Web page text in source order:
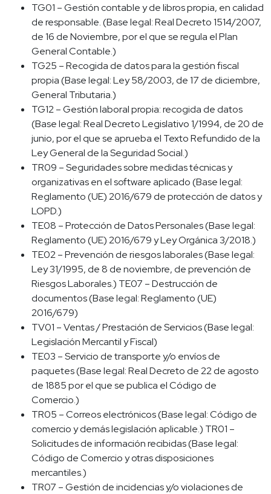
TG01 – Gestión contable y de libros propia, en calidad
de responsable. (Base legal: Real Decreto 1514/2007,
de 16 de Noviembre, por el que se regula el Plan
General Contable.)
TG25 – Recogida de datos para la gestión fiscal
propia (Base legal: Ley 58/2003, de 17 de diciembre,
General Tributaria.)
TG12 – Gestión laboral propia: recogida de datos
(Base legal: Real Decreto Legislativo 1/1994, de 20 de
junio, por el que se aprueba el Texto Refundido de la
Ley General de la Seguridad Social.)
TR09 – Seguridades sobre medidas técnicas y
organizativas en el software aplicado (Base legal:
Reglamento (UE) 2016/679 de protección de datos y
LOPD.)
TE08 – Protección de Datos Personales (Base legal:
Reglamento (UE) 2016/679 y Ley Orgánica 3/2018.)
TE02 – Prevención de riesgos laborales (Base legal:
Ley 31/1995, de 8 de noviembre, de prevención de
Riesgos Laborales.) TE07 – Destrucción de
documentos (Base legal: Reglamento (UE)
2016/679)
TV01 – Ventas / Prestación de Servicios (Base legal:
Legislación Mercantil y Fiscal)
TE03 – Servicio de transporte y/o envíos de
paquetes (Base legal: Real Decreto de 22 de agosto
de 1885 por el que se publica el Código de
Comercio.)
TR05 – Correos electrónicos (Base legal: Código de
comercio y demás legislación aplicable.) TR01 –
Solicitudes de información recibidas (Base legal:
Código de Comercio y otras disposiciones
mercantiles.)
TR07 – Gestión de incidencias y/o violaciones de